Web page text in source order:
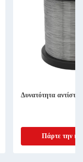
Δυνατότητα
Πάρτε την